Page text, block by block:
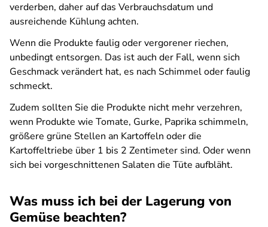
verderben, daher auf das Verbrauchsdatum und
ausreichende Kühlung achten.
Wenn die Produkte faulig oder vergorener riechen,
unbedingt entsorgen. Das ist auch der Fall, wenn sich
Geschmack verändert hat, es nach Schimmel oder faulig
schmeckt.
Zudem sollten Sie die Produkte nicht mehr verzehren,
wenn Produkte wie Tomate, Gurke, Paprika schimmeln,
größere grüne Stellen an Kartoffeln oder die
Kartoffeltriebe über 1 bis 2 Zentimeter sind. Oder wenn
sich bei vorgeschnittenen Salaten die Tüte aufbläht.
Was muss ich bei der Lagerung von
Gemüse beachten?